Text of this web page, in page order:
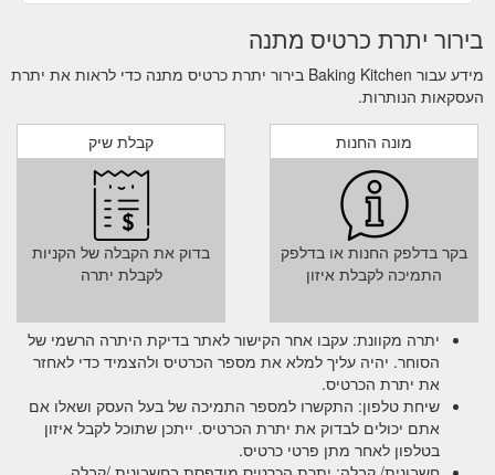
בירור יתרת כרטיס מתנה
מידע עבור Baking Kitchen בירור יתרת כרטיס מתנה כדי לראות את יתרת
העסקאות הנותרות.
קבלת שיק
בדוק את הקבלה של הקניות
לקבלת יתרה
מונה החנות
בקר בדלפק החנות או בדלפק
התמיכה לקבלת איזון
יתרה מקוונת: עקבו אחר הקישור לאתר בדיקת היתרה הרשמי של
הסוחר. יהיה עליך למלא את מספר הכרטיס ולהצמיד כדי לאחזר
את יתרת הכרטיס.
שיחת טלפון: התקשרו למספר התמיכה של בעל העסק ושאלו אם
אתם יכולים לבדוק את יתרת הכרטיס. ייתכן שתוכל לקבל איזון
בטלפון לאחר מתן פרטי כרטיס.